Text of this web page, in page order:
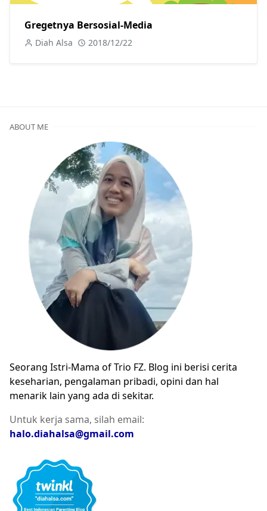
Gregetnya Bersosial-Media
Diah Alsa 2018/12/22
ABOUT ME
Seorang Istri-Mama of Trio FZ. Blog ini berisi cerita
keseharian, pengalaman pribadi, opini dan hal
menarik lain yang ada di sekitar.
Untuk kerja sama, silah email:
halo.diahalsa@gmail.com